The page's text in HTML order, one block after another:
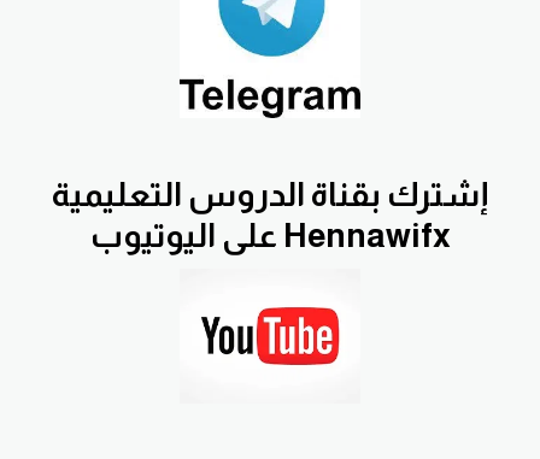
إشترك بقناة الدروس التعليمية
Hennawifx على اليوتيوب